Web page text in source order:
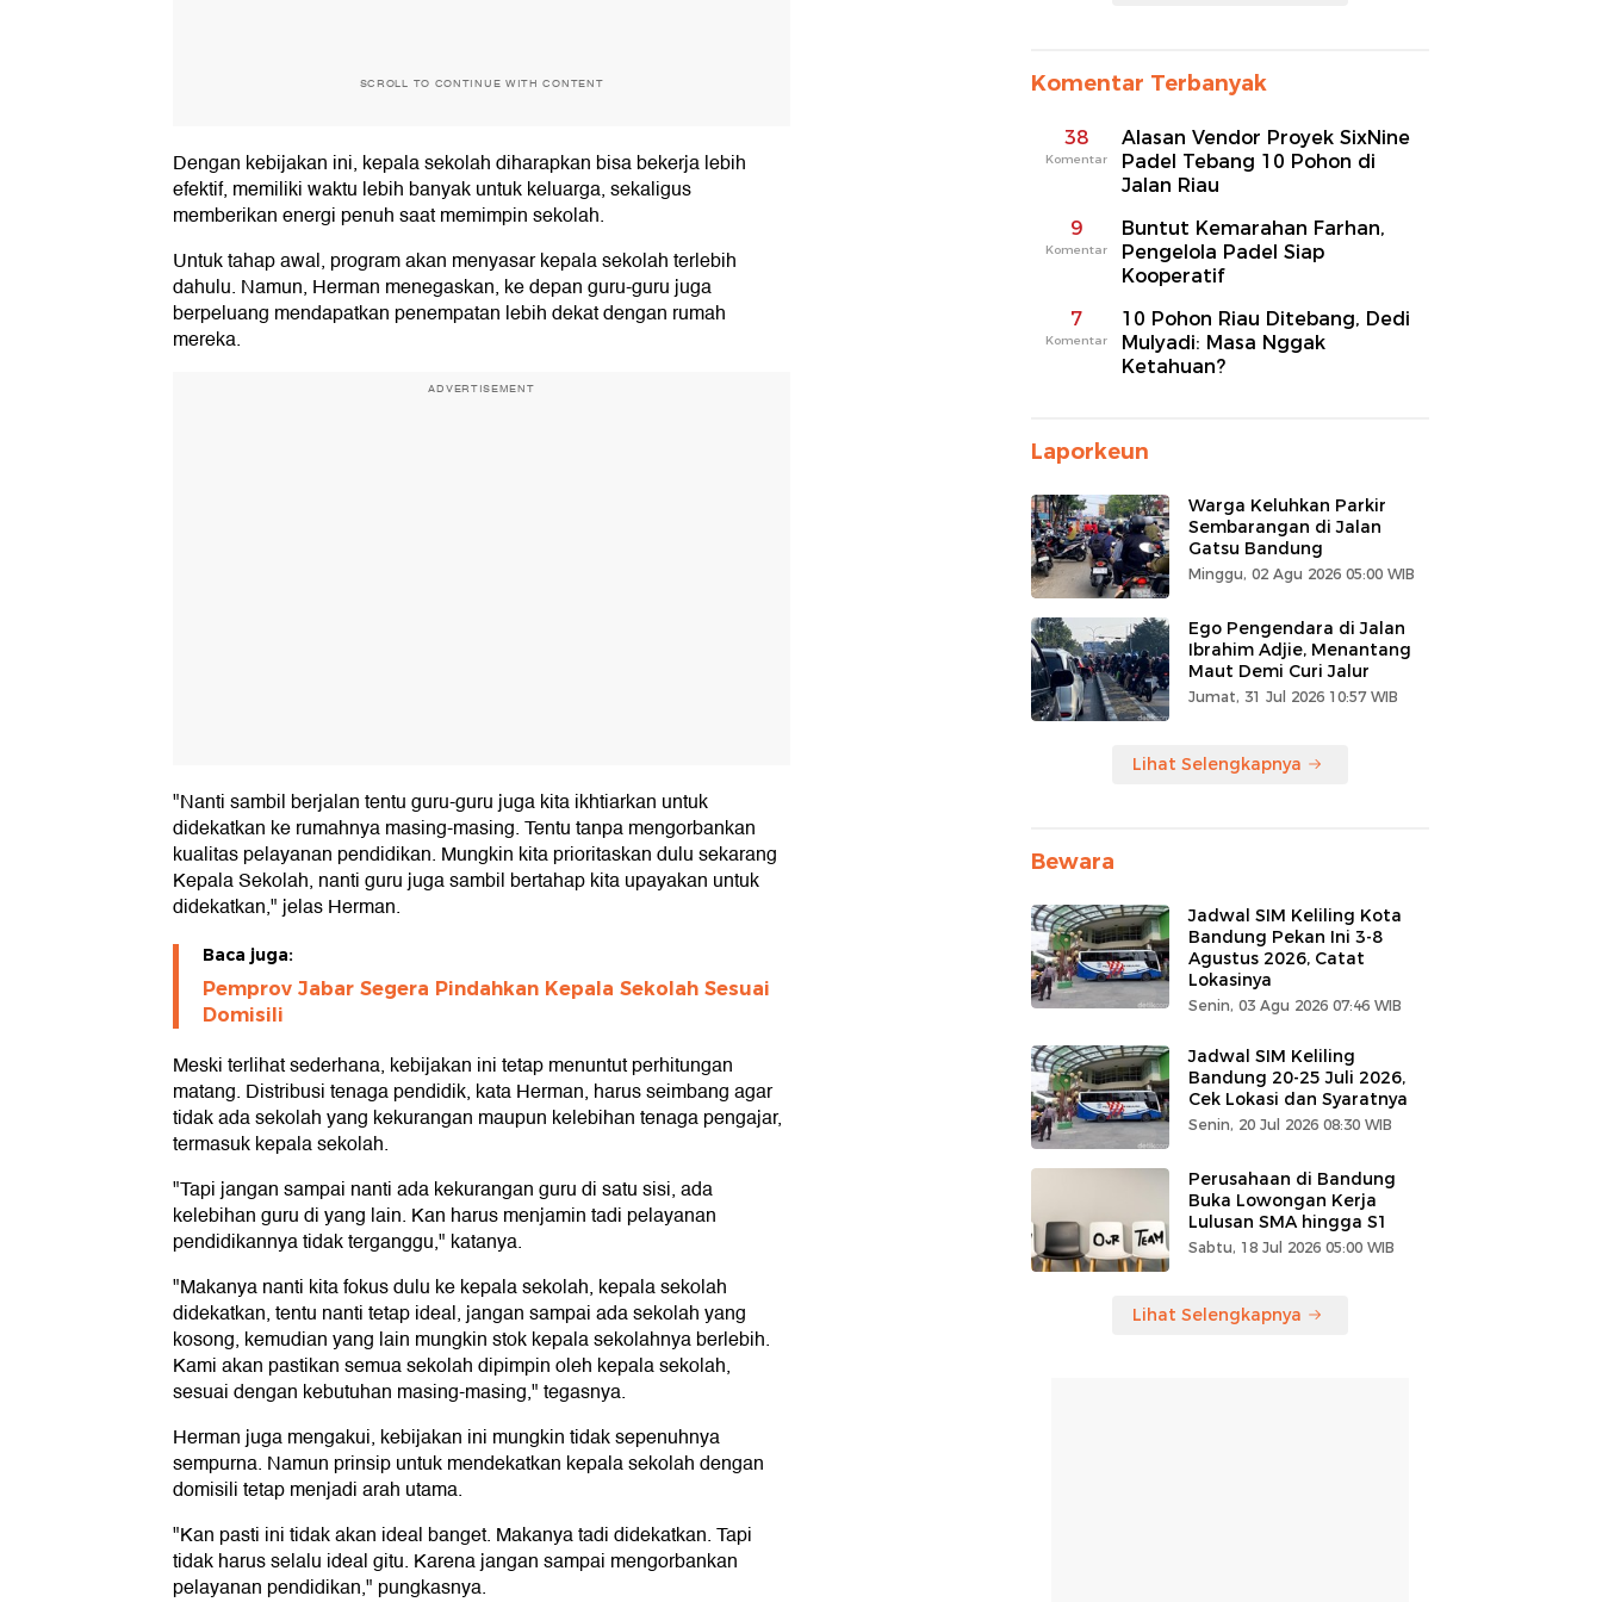
SCROLL TO CONTINUE WITH CONTENT
Dengan kebijakan ini, kepala sekolah diharapkan bisa bekerja lebih
efektif, memiliki waktu lebih banyak untuk keluarga, sekaligus
memberikan energi penuh saat memimpin sekolah.
Untuk tahap awal, program akan menyasar kepala sekolah terlebih
dahulu. Namun, Herman menegaskan, ke depan guru-guru juga
berpeluang mendapatkan penempatan lebih dekat dengan rumah
mereka.
ADVERTISEMENT
"Nanti sambil berjalan tentu guru-guru juga kita ikhtiarkan untuk
didekatkan ke rumahnya masing-masing. Tentu tanpa mengorbankan
kualitas pelayanan pendidikan. Mungkin kita prioritaskan dulu sekarang
Kepala Sekolah, nanti guru juga sambil bertahap kita upayakan untuk
didekatkan," jelas Herman.
Baca juga:
Pemprov Jabar Segera Pindahkan Kepala Sekolah Sesuai
Domisili
Meski terlihat sederhana, kebijakan ini tetap menuntut perhitungan
matang. Distribusi tenaga pendidik, kata Herman, harus seimbang agar
tidak ada sekolah yang kekurangan maupun kelebihan tenaga pengajar,
termasuk kepala sekolah.
"Tapi jangan sampai nanti ada kekurangan guru di satu sisi, ada
kelebihan guru di yang lain. Kan harus menjamin tadi pelayanan
pendidikannya tidak terganggu," katanya.
"Makanya nanti kita fokus dulu ke kepala sekolah, kepala sekolah
didekatkan, tentu nanti tetap ideal, jangan sampai ada sekolah yang
kosong, kemudian yang lain mungkin stok kepala sekolahnya berlebih.
Kami akan pastikan semua sekolah dipimpin oleh kepala sekolah,
sesuai dengan kebutuhan masing-masing," tegasnya.
Herman juga mengakui, kebijakan ini mungkin tidak sepenuhnya
sempurna. Namun prinsip untuk mendekatkan kepala sekolah dengan
domisili tetap menjadi arah utama.
"Kan pasti ini tidak akan ideal banget. Makanya tadi didekatkan. Tapi
tidak harus selalu ideal gitu. Karena jangan sampai mengorbankan
pelayanan pendidikan," pungkasnya.
Komentar Terbanyak
38
Komentar
Alasan Vendor Proyek SixNine
Padel Tebang 10 Pohon di
Jalan Riau
9
Komentar
Buntut Kemarahan Farhan,
Pengelola Padel Siap
Kooperatif
7
Komentar
10 Pohon Riau Ditebang, Dedi
Mulyadi: Masa Nggak
Ketahuan?
Laporkeun
Warga Keluhkan Parkir
Sembarangan di Jalan
Gatsu Bandung
Minggu, 02 Agu 2026 05:00 WIB
Ego Pengendara di Jalan
Ibrahim Adjie, Menantang
Maut Demi Curi Jalur
Jumat, 31 Jul 2026 10:57 WIB
Lihat Selengkapnya
Bewara
Jadwal SIM Keliling Kota
Bandung Pekan Ini 3-8
Agustus 2026, Catat
Lokasinya
Senin, 03 Agu 2026 07:46 WIB
Jadwal SIM Keliling
Bandung 20-25 Juli 2026,
Cek Lokasi dan Syaratnya
Senin, 20 Jul 2026 08:30 WIB
Perusahaan di Bandung
Buka Lowongan Kerja
Lulusan SMA hingga S1
Sabtu, 18 Jul 2026 05:00 WIB
Lihat Selengkapnya